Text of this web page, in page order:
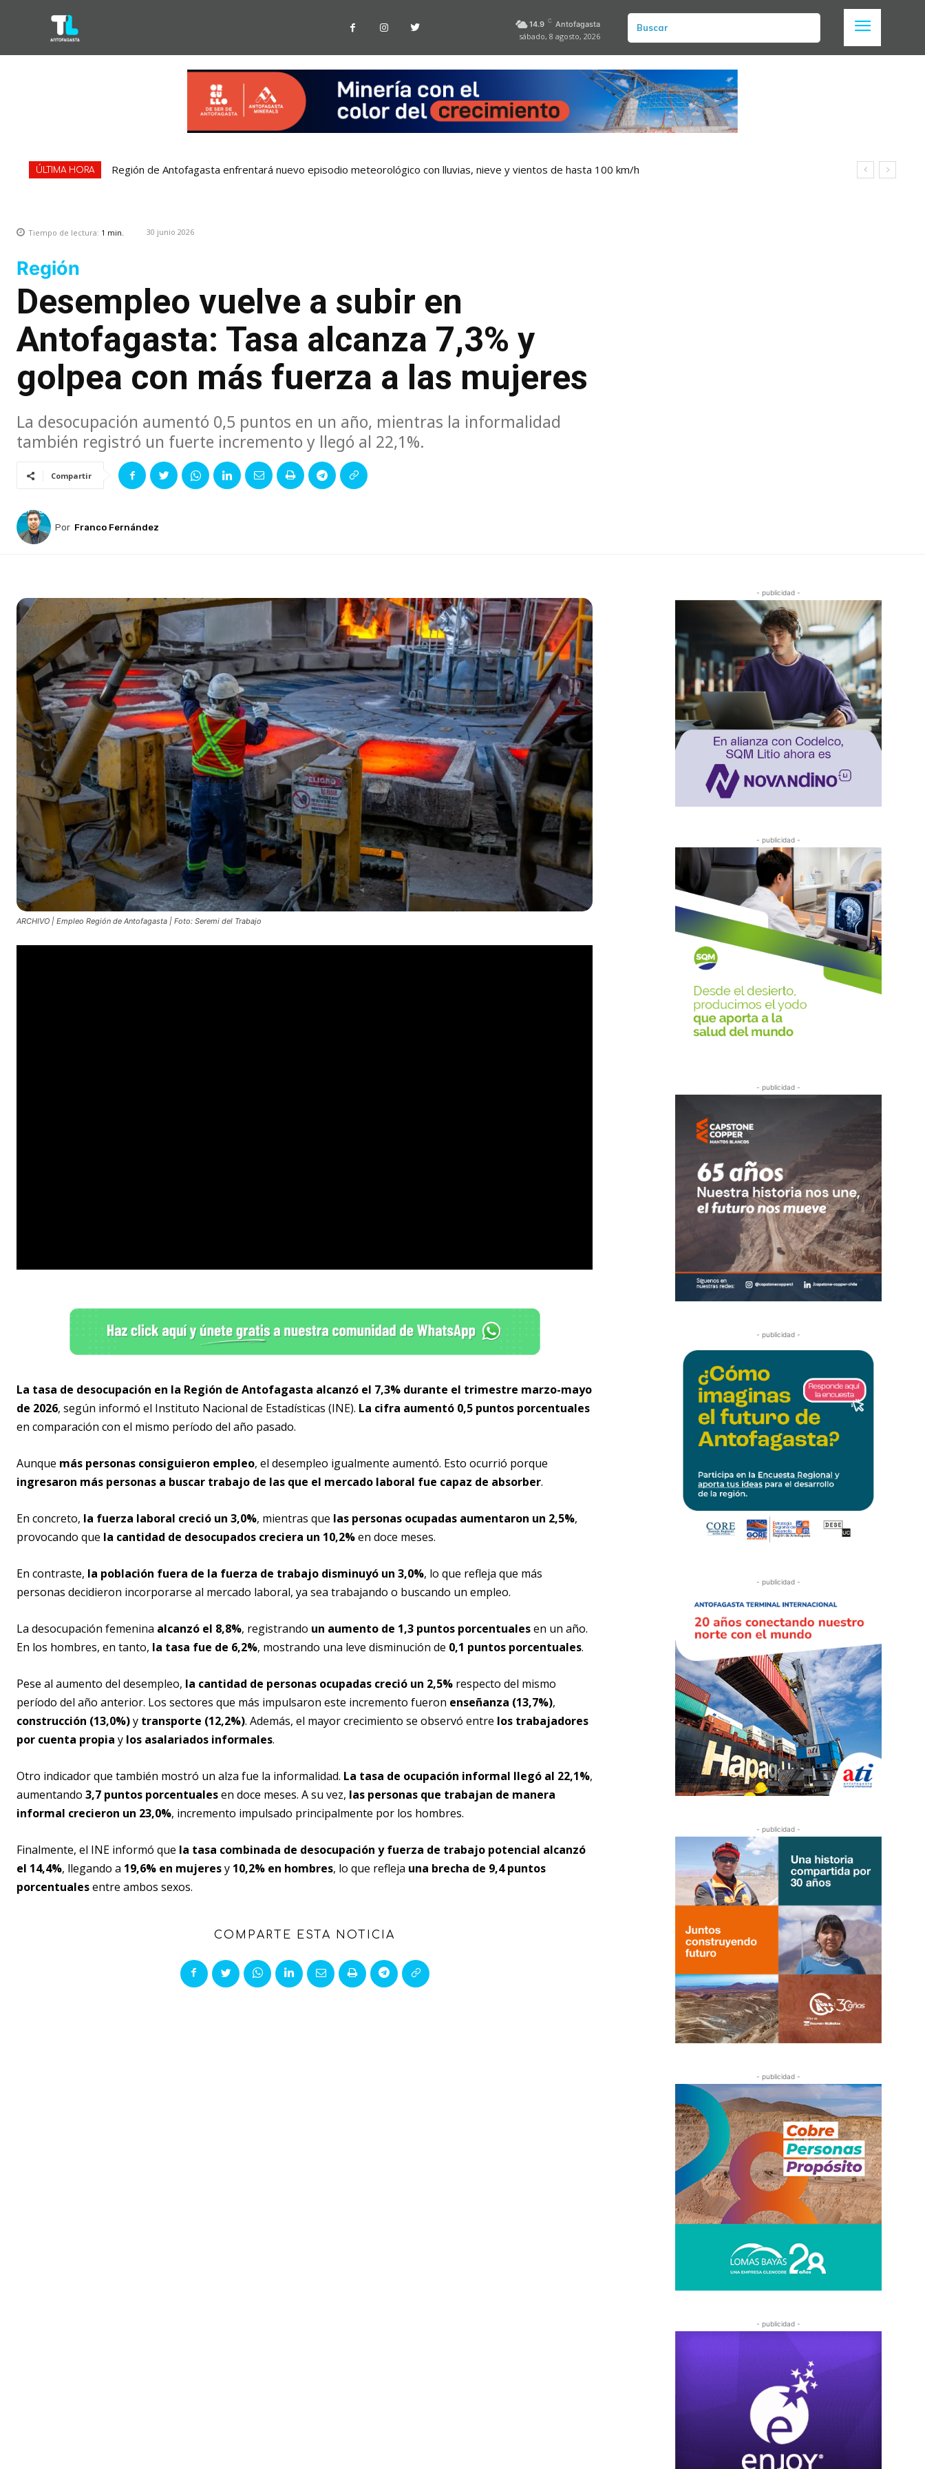
14.9 C Antofagasta
sábado, 8 agosto, 2026
Buscar
ÚLTIMA HORA Región de Antofagasta enfrentará nuevo episodio meteorológico con lluvias, nieve y vientos de hasta 100 km/h
Tiempo de lectura: 1 min. 30 junio 2026
Región
Desempleo vuelve a subir en
Antofagasta: Tasa alcanza 7,3% y
golpea con más fuerza a las mujeres
La desocupación aumentó 0,5 puntos en un año, mientras la informalidad
también registró un fuerte incremento y llegó al 22,1%.
Compartir
Por Franco Fernández
ARCHIVO | Empleo Región de Antofagasta | Foto: Seremi del Trabajo
La tasa de desocupación en la Región de Antofagasta alcanzó el 7,3% durante el trimestre marzo-mayo
de 2026, según informó el Instituto Nacional de Estadísticas (INE). La cifra aumentó 0,5 puntos porcentuales
en comparación con el mismo período del año pasado.
Aunque más personas consiguieron empleo, el desempleo igualmente aumentó. Esto ocurrió porque
ingresaron más personas a buscar trabajo de las que el mercado laboral fue capaz de absorber.
En concreto, la fuerza laboral creció un 3,0%, mientras que las personas ocupadas aumentaron un 2,5%,
provocando que la cantidad de desocupados creciera un 10,2%en doce meses.
En contraste, la población fuera de la fuerza de trabajo disminuyó un 3,0%, lo que refleja que más
personas decidieron incorporarse al mercado laboral, ya sea trabajando o buscando un empleo.
La desocupación femenina alcanzó el 8,8%, registrando un aumento de 1,3 puntos porcentualesen un año.
En los hombres, en tanto, la tasa fue de 6,2%, mostrando una leve disminución de 0,1 puntos porcentuales.
Pese al aumento del desempleo, la cantidad de personas ocupadas creció un 2,5% respecto del mismo
período del año anterior. Los sectores que más impulsaron este incremento fueron enseñanza (13,7%),
construcción (13,0%)y transporte (12,2%). Además, el mayor crecimiento se observó entre los trabajadores
por cuenta propia y los asalariados informales.
Otro indicador que también mostró un alza fue la informalidad. La tasa de ocupación informal llegó al 22,1%,
aumentando 3,7 puntos porcentualesen doce meses. A su vez, las personas que trabajan de manera
informal crecieron un 23,0%, incremento impulsado principalmente por los hombres.
Finalmente, el INE informó que la tasa combinada de desocupación y fuerza de trabajo potencial alcanzó
el 14,4%, llegando a 19,6% en mujeresy 10,2% en hombres, lo que refleja una brecha de 9,4 puntos
porcentualesentre ambos sexos.
COMPARTE ESTA NOTICIA
- publicidad -
- publicidad -
- publicidad -
- publicidad -
- publicidad -
- publicidad -
- publicidad -
- publicidad -